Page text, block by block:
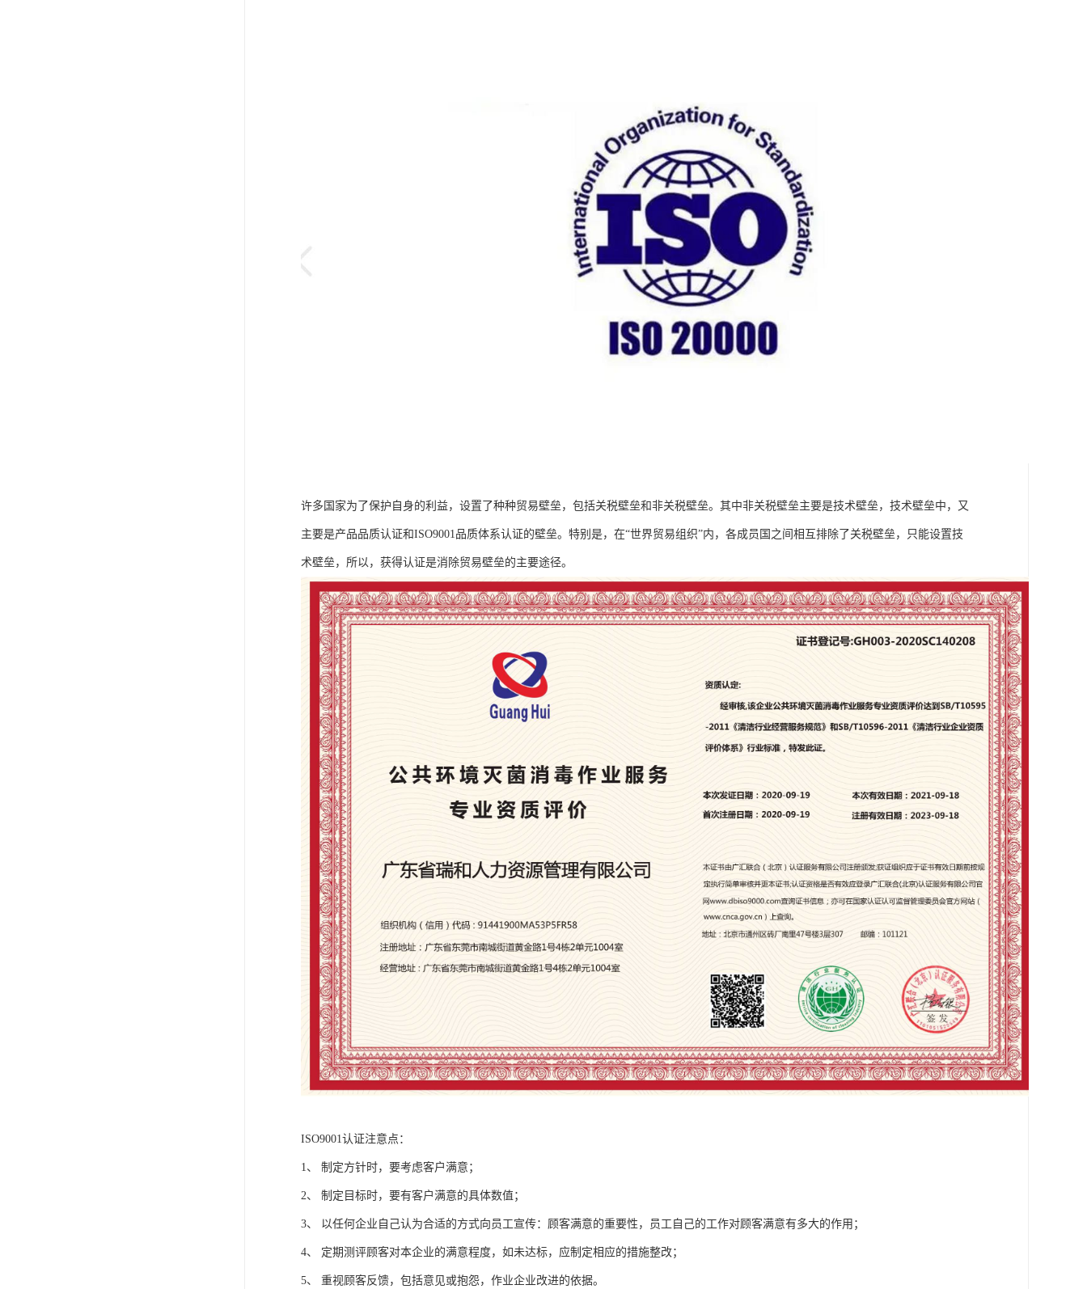
许多国家为了保护自身的利益，设置了种种贸易壁垒，包括关税壁垒和非关税壁垒。其中非关税壁垒主要是技术壁垒，技术壁垒中，又
主要是产品品质认证和ISO9001品质体系认证的壁垒。特别是，在“世界贸易组织”内，各成员国之间相互排除了关税壁垒，只能设置技
术壁垒，所以，获得认证是消除贸易壁垒的主要途径。
ISO9001认证注意点：
1、 制定方针时，要考虑客户满意；
2、 制定目标时，要有客户满意的具体数值；
3、 以任何企业自己认为合适的方式向员工宣传：顾客满意的重要性，员工自己的工作对顾客满意有多大的作用；
4、 定期测评顾客对本企业的满意程度，如未达标，应制定相应的措施整改；
5、 重视顾客反馈，包括意见或抱怨，作业企业改进的依据。